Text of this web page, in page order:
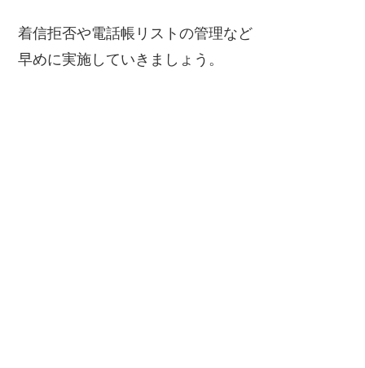
着信拒否や電話帳リストの管理など
早めに実施していきましょう。